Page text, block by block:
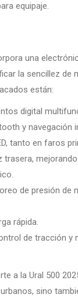
equipaje.
una
la sencillez de
están:
digital
y navegación
tanto en faros
de presión de
rápida.
de tracción y
a la Ural 500
sino